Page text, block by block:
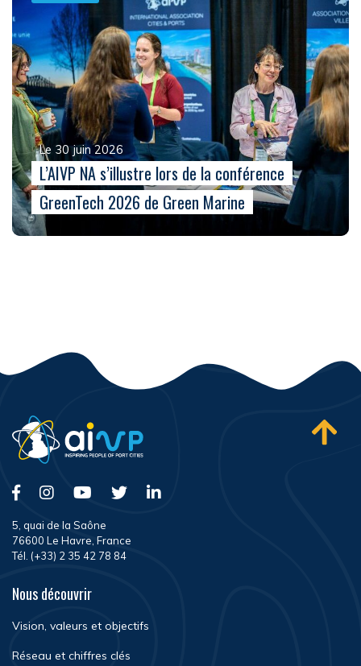
Le 30 juin 2026
L’AIVP NA s’illustre lors de la conférence
GreenTech 2026 de Green Marine
5, quai de la Saône
76600 Le Havre, France
Tél. (+33) 2 35 42 78 84
Nous découvrir
Vision, valeurs et objectifs
Réseau et chiffres clés